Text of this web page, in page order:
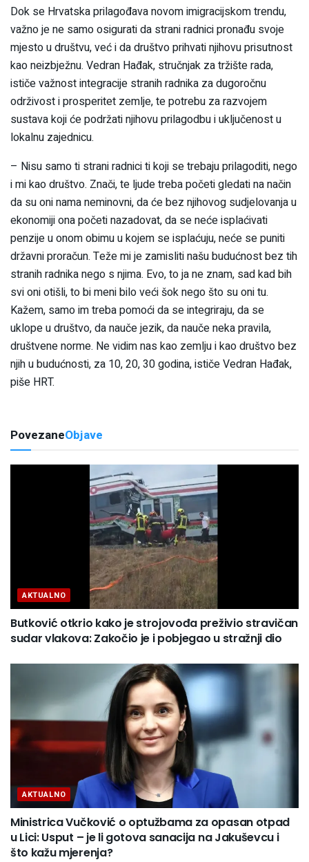
Dok se Hrvatska prilagođava novom imigracijskom trendu,
važno je ne samo osigurati da strani radnici pronađu svoje
mjesto u društvu, već i da društvo prihvati njihovu prisutnost
kao neizbježnu. Vedran Hađak, stručnjak za tržište rada,
ističe važnost integracije stranih radnika za dugoročnu
održivost i prosperitet zemlje, te potrebu za razvojem
sustava koji će podržati njihovu prilagodbu i uključenost u
lokalnu zajednicu.
– Nisu samo ti strani radnici ti koji se trebaju prilagoditi, nego
i mi kao društvo. Znači, te ljude treba početi gledati na način
da su oni nama neminovni, da će bez njihovog sudjelovanja u
ekonomiji ona početi nazadovat, da se neće isplaćivati
penzije u onom obimu u kojem se isplaćuju, neće se puniti
državni proračun. Teže mi je zamisliti našu budućnost bez tih
stranih radnika nego s njima. Evo, to ja ne znam, sad kad bih
svi oni otišli, to bi meni bilo veći šok nego što su oni tu.
Kažem, samo im treba pomoći da se integriraju, da se
uklope u društvo, da nauče jezik, da nauče neka pravila,
društvene norme. Ne vidim nas kao zemlju i kao društvo bez
njih u budućnosti, za 10, 20, 30 godina, ističe Vedran Hađak,
piše HRT.
PovezaneObjave
AKTUALNO
Butković otkrio kako je strojovođa preživio stravičan
sudar vlakova: Zakočio je i pobjegao u stražnji dio
AKTUALNO
Ministrica Vučković o optužbama za opasan otpad
u Lici: Usput – je li gotova sanacija na Jakuševcu i
što kažu mjerenja?